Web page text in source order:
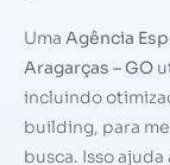
Uma Agência
Aragarças – GO
incluindo
building, para
busca. Isso